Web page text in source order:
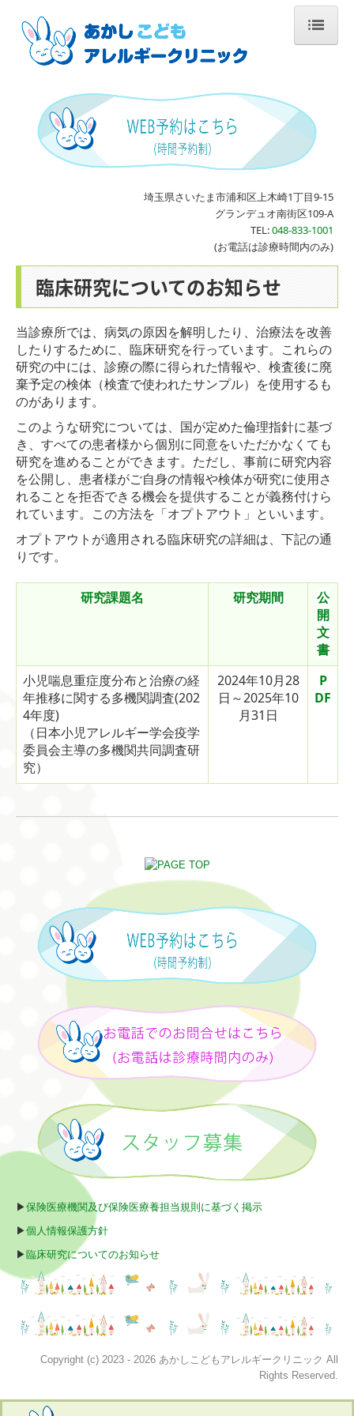
ホーム
予防接種のご案内
院長紹介
施設・設備のご案内
埼玉県さいたま市浦和区上木崎1丁目9-15
グランデュオ南街区109-A
TEL:048-833-1001
(お電話は診療時間内のみ)
臨床研究についてのお知らせ
当診療所では、病気の原因を解明したり、治療法を改善
したりするために、臨床研究を行っています。これらの
研究の中には、診療の際に得られた情報や、検査後に廃
棄予定の検体（検査で使われたサンプル）を使用するも
のがあります。
このような研究については、国が定めた倫理指針に基づ
き、すべての患者様から個別に同意をいただかなくても
研究を進めることができます。ただし、事前に研究内容
を公開し、患者様がご自身の情報や検体が研究に使用さ
れることを拒否できる機会を提供することが義務付けら
れています。この方法を「オプトアウト」といいます。
オプトアウトが適用される臨床研究の詳細は、下記の通
りです。
研究課題名 研究期間
公
開
文
書
小児喘息重症度分布と治療の経
年推移に関する多機関調査(202
4年度)
（日本小児アレルギー学会疫学
委員会主導の多機関共同調査研
究）
2024年10月28
日～2025年10
月31日
P
DF
▶保険医療機関及び保険医療養担当規則に基づく掲示
▶個人情報保護方針
▶臨床研究についてのお知らせ
Copyright (c) 2023 - 2026 あかしこどもアレルギークリニック All
Rights Reserved.